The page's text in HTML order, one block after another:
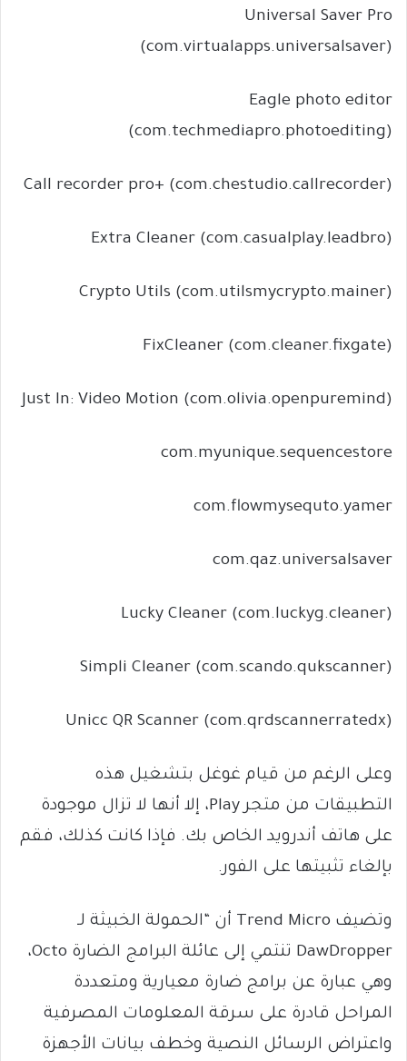
Universal Saver Pro
(com.virtualapps.universalsaver)
Eagle photo editor
(com.techmediapro.photoediting)
Call recorder pro+ (com.chestudio.callrecorder)
Extra Cleaner (com.casualplay.leadbro)
Crypto Utils (com.utilsmycrypto.mainer)
FixCleaner (com.cleaner.fixgate)
Just In: Video Motion (com.olivia.openpuremind)
com.myunique.sequencestore
com.flowmysequto.yamer
com.qaz.universalsaver
Lucky Cleaner (com.luckyg.cleaner)
Simpli Cleaner (com.scando.qukscanner)
Unicc QR Scanner (com.qrdscannerratedx)
وعلى الرغم من قيام غوغل بتشغيل هذه
التطبيقات من متجر Play، إلا أنها لا تزال موجودة
على هاتف أندرويد الخاص بك. فإذا كانت كذلك، فقم
بإلغاء تثبيتها على الفور.
وتضيف Trend Micro أن “الحمولة الخبيثة لـ
DawDropper تنتمي إلى عائلة البرامج الضارة Octo،
وهي عبارة عن برامج ضارة معيارية ومتعددة
المراحل قادرة على سرقة المعلومات المصرفية
واعتراض الرسائل النصية وخطف بيانات الأجهزة